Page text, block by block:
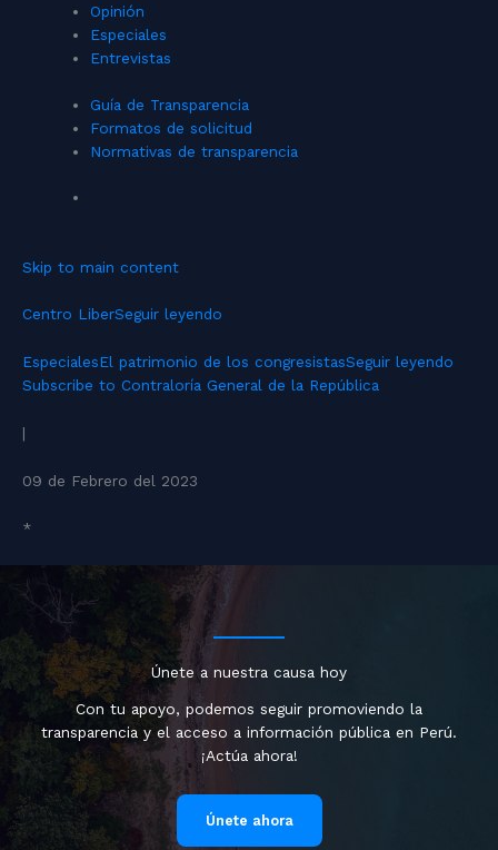
Opinión
Especiales
Entrevistas
Guía de Transparencia
Formatos de solicitud
Normativas de transparencia
Skip to main content
Centro LiberSeguir leyendo
EspecialesEl patrimonio de los congresistasSeguir leyendo
Subscribe to Contraloría General de la República
|
09 de Febrero del 2023
*
Únete a nuestra causa hoy
Con tu apoyo, podemos seguir promoviendo la
transparencia y el acceso a información pública en Perú.
¡Actúa ahora!
Únete ahora